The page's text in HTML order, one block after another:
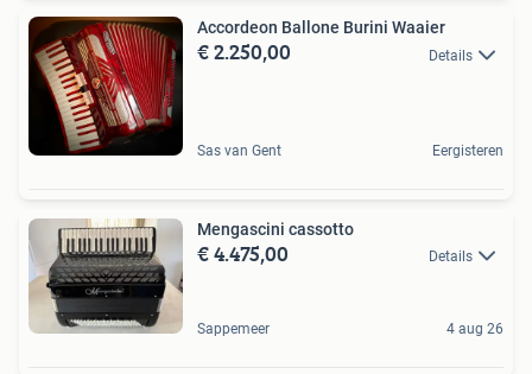
Accordeon Ballone Burini Waaier
€ 2.250,00 Details
Sas van Gent Eergisteren
Mengascini cassotto
€ 4.475,00 Details
Sappemeer 4 aug 26